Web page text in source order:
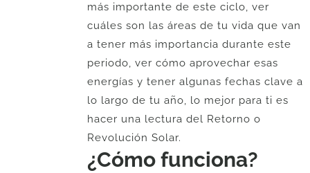
más importante de este ciclo, ver
cuáles son las áreas de tu vida que van
a tener más importancia durante este
periodo, ver cómo aprovechar esas
energías y tener algunas fechas clave a
lo largo de tu año, lo mejor para ti es
hacer una lectura del Retorno o
Revolución Solar.
¿Cómo funciona?